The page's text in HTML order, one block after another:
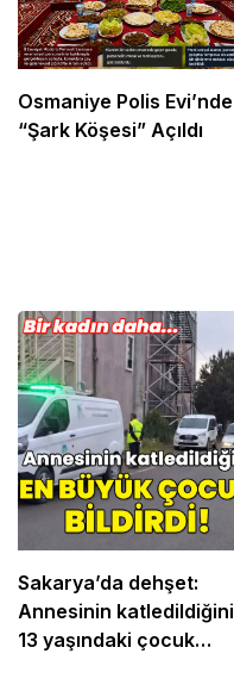
Osmaniye Polis Evi’nde
“Şark Köşesi” Açıldı
Sakarya’da dehşet:
Annesinin katledildiğini
13 yaşındaki çocuk